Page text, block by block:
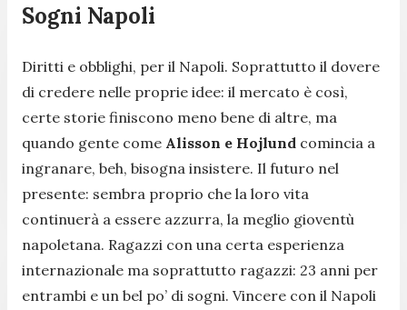
Sogni Napoli
Diritti e obblighi, per il Napoli. Soprattutto il dovere
di credere nelle proprie idee: il mercato è così,
certe storie finiscono meno bene di altre, ma
quando gente come Alisson e Hojlund comincia a
ingranare, beh, bisogna insistere. Il futuro nel
presente: sembra proprio che la loro vita
continuerà a essere azzurra, la meglio gioventù
napoletana. Ragazzi con una certa esperienza
internazionale ma soprattutto ragazzi: 23 anni per
entrambi e un bel po’ di sogni. Vincere con il Napoli